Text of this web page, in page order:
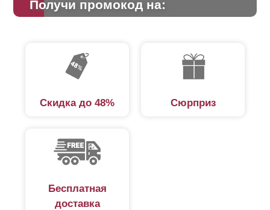
Получи промокод на:
Скидка до 48% Сюрприз
Бесплатная
доставка